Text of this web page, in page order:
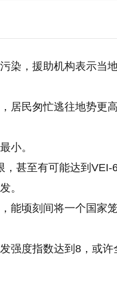
染，援助机构表示当
居民匆忙逃往地势更
小。
，甚至有可能达到VEI-
。
能顷刻间将一个国家
强度指数达到8，或许